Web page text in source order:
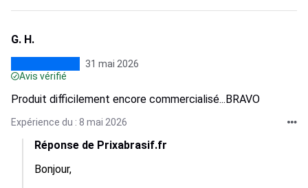
G. H.
31 mai 2026
Avis vérifié
Produit difficilement encore commercialisé...BRAVO
Expérience du : 8 mai 2026
Réponse de Prixabrasif.fr
Bonjour,